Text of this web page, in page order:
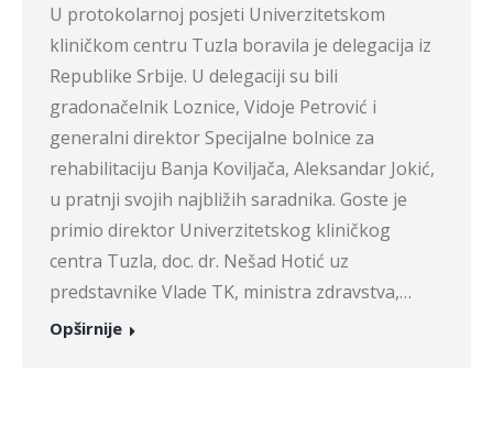
U protokolarnoj posjeti Univerzitetskom
kliničkom centru Tuzla boravila je delegacija iz
Republike Srbije. U delegaciji su bili
gradonačelnik Loznice, Vidoje Petrović i
generalni direktor Specijalne bolnice za
rehabilitaciju Banja Koviljača, Aleksandar Jokić,
u pratnji svojih najbližih saradnika. Goste je
primio direktor Univerzitetskog kliničkog
centra Tuzla, doc. dr. Nešad Hotić uz
predstavnike Vlade TK, ministra zdravstva,…
Opširnije